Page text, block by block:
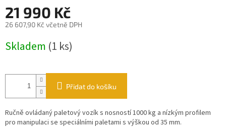
21 990 Kč
26 607,90 Kč včetně DPH
cena:
Skladem (1 ks)
Přidat do košíku
Ručně ovládaný paletový vozík s nosností 1000 kg a nízkým profilem
pro manipulaci se speciálními paletami s výškou od 35 mm.